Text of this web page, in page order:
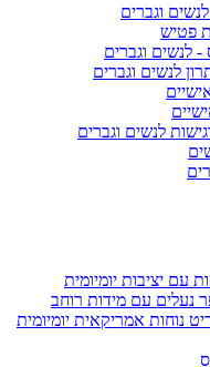
וגברים
פטיש
לנשים וגברים
לנשים וגברים
לנשים וגברים